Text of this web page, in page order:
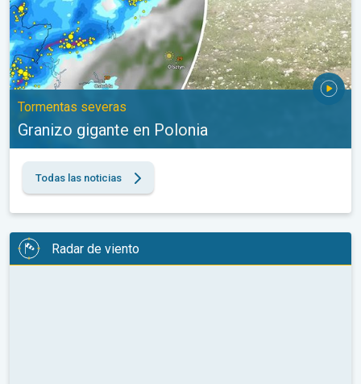
Tormentas severas
Granizo gigante en Polonia
Todas las noticias
Radar de viento